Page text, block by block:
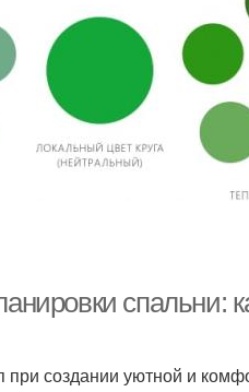
спальни:
создании уютной и